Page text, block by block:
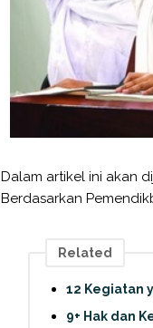
Dalam artikel ini akan
Berdasarkan
Related
12 Kegiatan
9+ Hak dan